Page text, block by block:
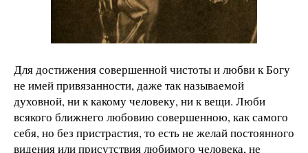
Для достижения совершенной чистоты и любви к Богу
не имей привязанности, даже так называемой
духовной, ни к какому человеку, ни к вещи. Люби
всякого ближнего любовию совершенною, как самого
себя, но без пристрастия, то есть не желай постоянного
видения или присутствия любимого человека, не